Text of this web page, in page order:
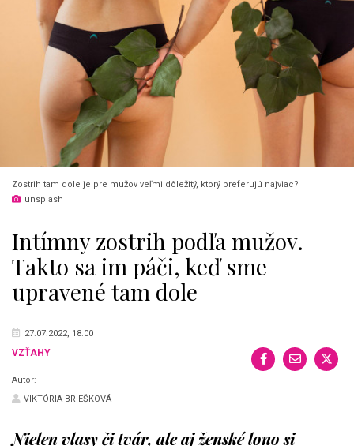
Zostrih tam dole je pre mužov veľmi dôležitý, ktorý preferujú najviac?
unsplash
Intímny zostrih podľa mužov.
Takto sa im páči, keď sme
upravené tam dole
27.07.2022, 18:00
VZŤAHY
Autor:
VIKTÓRIA BRIEŠKOVÁ
Nielen vlasy či tvár, ale aj ženské lono si